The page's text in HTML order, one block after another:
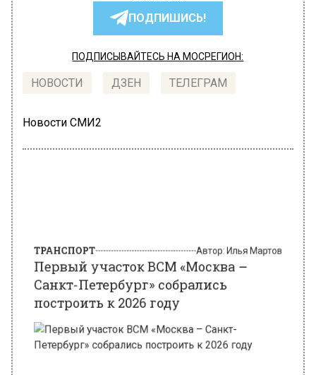
ПОДПИШИСЬ!
ПОДПИСЫВАЙТЕСЬ НА МОСРЕГИОН:
НОВОСТИ ДЗЕН ТЕЛЕГРАМ
Новости СМИ2
построить к 2026 году